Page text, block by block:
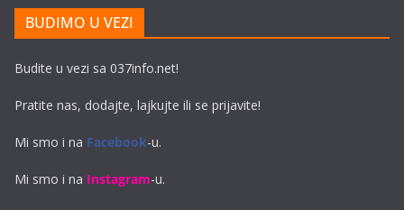
BUDIMO U VEZI
Budite u vezi sa 037info.net!
Pratite nas, dodajte, lajkujte ili se prijavite!
Mi smo i na Facebook-u.
Mi smo i na Instagram-u.